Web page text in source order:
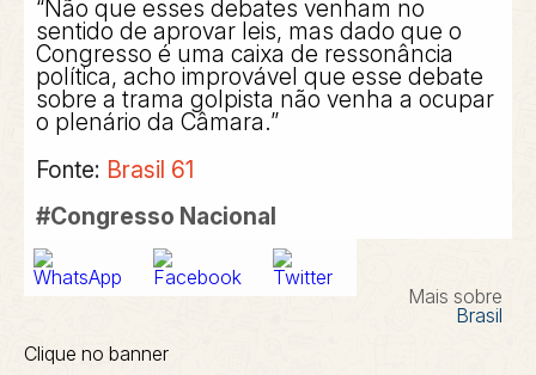
“Não que esses debates venham no
sentido de aprovar leis, mas dado que o
Congresso é uma caixa de ressonância
política, acho improvável que esse debate
sobre a trama golpista não venha a ocupar
o plenário da Câmara.”
Fonte: Brasil 61
#Congresso Nacional
Mais sobre
Brasil
Clique no banner